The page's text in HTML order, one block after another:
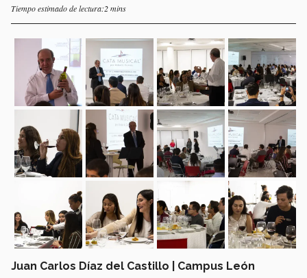
Tiempo estimado de lectura:2 mins
Juan Carlos Díaz del Castillo | Campus León